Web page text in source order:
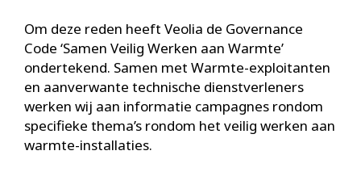
Om deze reden heeft Veolia de Governance
Code ‘Samen Veilig Werken aan Warmte’
ondertekend. Samen met Warmte-exploitanten
en aanverwante technische dienstverleners
werken wij aan informatie campagnes rondom
specifieke thema’s rondom het veilig werken aan
warmte-installaties.